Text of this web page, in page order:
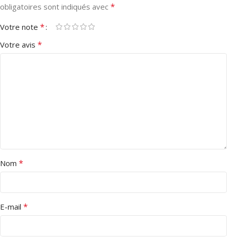
obligatoires sont indiqués avec *
Votre note *
Votre avis *
Nom *
E-mail *